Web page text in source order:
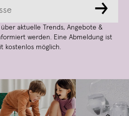
→
aktuelle Trends, Angebote &
werden. Eine Abmeldung ist
kostenlos möglich.